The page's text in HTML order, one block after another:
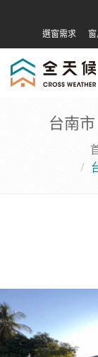
選窗需求
台南